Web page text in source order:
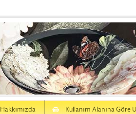
Hakkımızda Kullanım Alanına Göre
S